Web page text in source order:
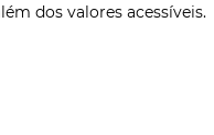
dos valores acessíveis.